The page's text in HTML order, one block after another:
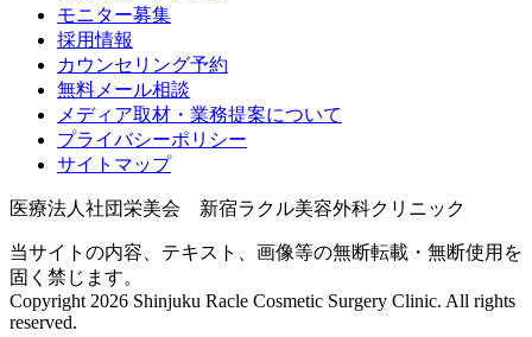
モニター募集
採用情報
カウンセリング予約
無料メール相談
メディア取材・業務提案について
プライバシーポリシー
サイトマップ
医療法人社団栄美会 新宿ラクル美容外科クリニック
当サイトの内容、テキスト、画像等の無断転載・無断使用を
固く禁じます。
Copyright 2026 Shinjuku Racle Cosmetic Surgery Clinic. All rights
reserved.